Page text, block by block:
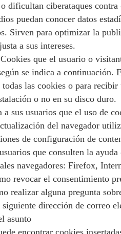
dificultan ciberataques
puedan conocer datos
Sirven para optimizar la
a sus intereses.
que el usuario o
se indica a continuación.
las cookies o para
o no en su disco duro.
sus usuarios que el uso de
del navegador
de configuración de
que consulten la ayuda
navegadores: Firefox,
revocar el consentimiento
realizar alguna pregunta
dirección de correo
asunto
encontrar cookies